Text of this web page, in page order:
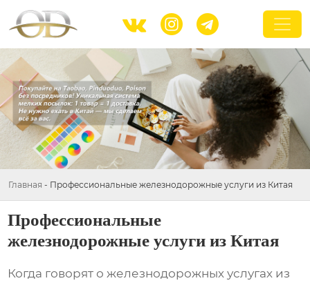
  
Главная - Профессиональные железнодорожные услуги из Китая
Профессиональные
железнодорожные услуги из Китая
Когда говорят ожелезнодорожных услугах из